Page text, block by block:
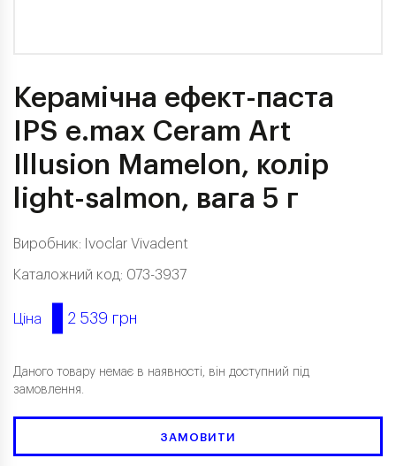
Керамічна ефект-паста
IPS e.max Ceram Art
Illusion Mamelon, колір
light-salmon, вага 5 г
Виробник: Ivoclar Vivadent
Каталожний код: 073-3937
Ціна 2 539 грн
Даного товару немає в наявності, він доступний під
замовлення.
ЗАМОВИТИ